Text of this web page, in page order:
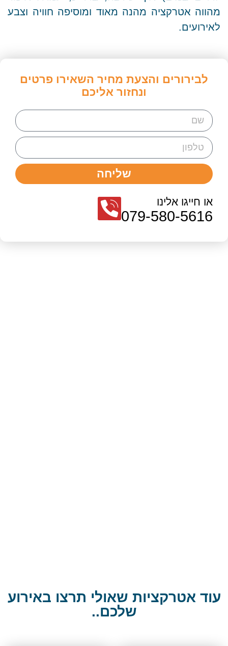
מהווה אטרקציה מהנה מאוד ומוסיפה חוויה וצבע
לאירועים.
לבירורים והצעת מחיר השאירו פרטים
ונחזור אליכם
שליחה
או חייגו אלינו
079-580-5616
עוד אטרקציות שאולי תרצו באירוע
שלכם..